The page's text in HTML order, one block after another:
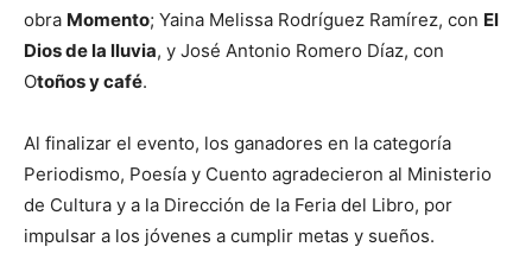
obra Momento; Yaina Melissa Rodríguez Ramírez, con El
Dios de la lluvia, y José Antonio Romero Díaz, con
Otoños y café.
Al finalizar el evento, los ganadores en la categoría
Periodismo, Poesía y Cuento agradecieron al Ministerio
de Cultura y a la Dirección de la Feria del Libro, por
impulsar a los jóvenes a cumplir metas y sueños.